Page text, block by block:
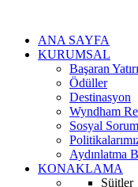
ANA SAYFA
KURUMSAL
Başaran
Ödüller
Destinasyon
Wyndham
Sosyal
Aydınlatma
KONAKLAMA
Süitler